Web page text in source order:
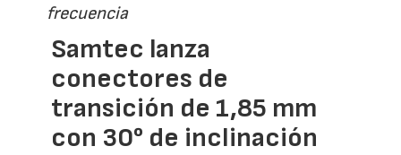
frecuencia
Samtec lanza
conectores de
transición de 1,85 mm
con 30° de inclinación